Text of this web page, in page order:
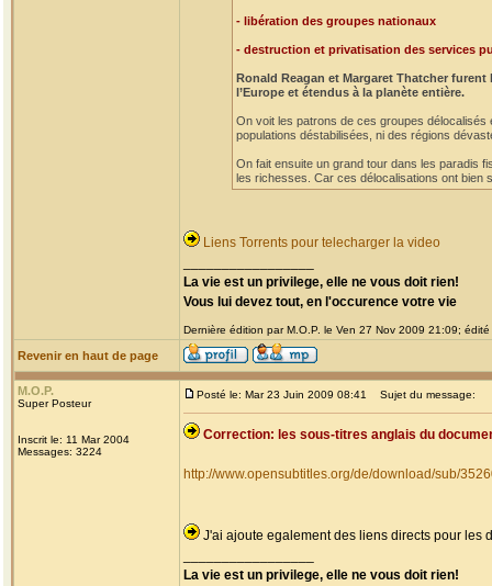
- libération des groupes nationaux
- destruction et privatisation des services
Ronald Reagan et Margaret Thatcher
l’Europe et étendus à la planète entière.
On voit les patrons de ces groupes délocalisés
populations déstabilisées, ni des régions
On fait ensuite un grand tour dans les paradis
les richesses. Car ces délocalisations ont bien
Liens Torrents pour telecharger la video
La vie est un privilege, elle ne vous doit rien!
Vous lui devez tout, en l'occurence votre vie
Dernière édition par M.O.P. le Ven 27 Nov 2009 21:09;
Revenir en haut de page
M.O.P.
Super Posteur
Inscrit le: 11 Mar 2004
Messages: 3224
Posté le: Mar 23 Juin 2009 08:41 Sujet du message:
Correction: les sous-titres anglais du
http://www.opensubtitles.org/de/download/sub/
J'ai ajoute egalement des liens directs pour les
La vie est un privilege, elle ne vous doit rien!